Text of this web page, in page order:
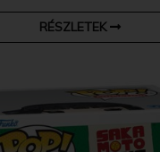
RÉSZLETEK